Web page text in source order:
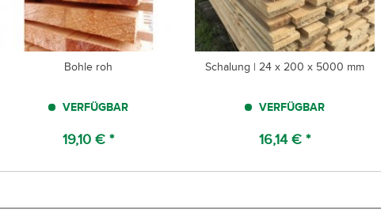
Bohle roh
VERFÜGBAR
19,10 € *
Schalung | 24 x 200 x 5000 mm
VERFÜGBAR
16,14 € *